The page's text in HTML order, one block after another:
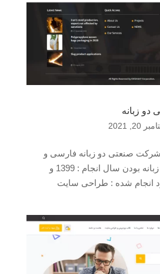
زبانه
20, 2021
صنعتی دو زبانه فارسی و
انگلیسی و امکان چند زبانه بودن سال انجام : 1399 و
انجام شده : طراحی سایت